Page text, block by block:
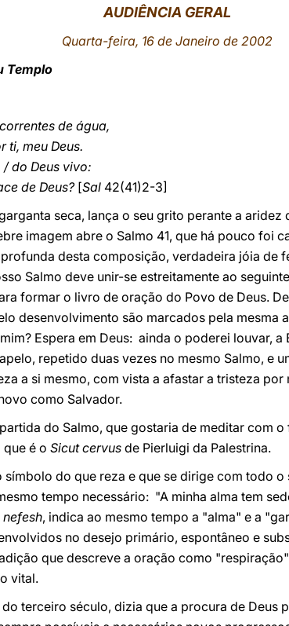
AUDIÊNCIA GERAL
Quarta-feira, 16 de Janeiro de 2002
Templo
de água,
ti, meu Deus.
/ do Deus vivo:
de Deus? [Sal 42(41)2-3]
seca, lança o seu grito perante a
imagem abre o Salmo 41, que há pouco foi
desta composição, verdadeira jóia de
Salmo deve unir-se estreitamente ao
formar o livro de oração do Povo de Deus.
desenvolvimento são marcados pela mesma
Espera em Deus: ainda o poderei louvar,
apelo, repetido duas vezes no mesmo Salmo, e
a si mesmo, com vista a afastar a tristeza
como Salvador.
do Salmo, que gostaria de meditar com
é o Sicut cervus de Pierluigi da Palestrina.
do que reza e que se dirige com todo o
tempo necessário: "A minha alma tem
nefesh, indica ao mesmo tempo a "alma" e a
no desejo primário, espontâneo e
que descreve a oração como
vital.
terceiro século, dizia que a procura de Deus